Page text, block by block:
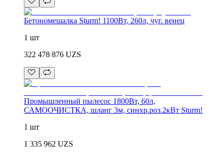
Бетономешалка Sturm! 1100Вт, 260л, чуг. венец
1 шт
322 478 876 UZS
Промышленный пылесос 1800Вт, 60л,
САМООЧИСТКА, шланг 3м, синхр.роз.2кВт Sturm!
1 шт
1 335 962 UZS